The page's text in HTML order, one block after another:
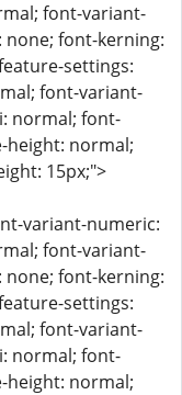
font-variant-
font-kerning:
settings:
font-variant-
normal; font-
height: normal;
15px;">
variant-numeric:
font-variant-
font-kerning:
settings:
font-variant-
normal; font-
height: normal;